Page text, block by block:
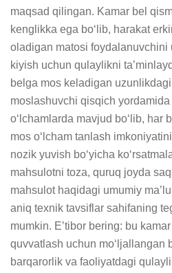
maqsad qilingan. Kamar bel
kenglikka ega boʻlib, harakat
oladigan matosi foydalanuvchini
kiyish uchun qulaylikni
belga mos keladigan
moslashuvchi qisqich
oʻlchamlarda mavjud boʻlib, har
mos oʻlcham tanlash
nozik yuvish bo‘yicha
mahsulotni toza, quruq joyda
mahsulot haqidagi umumiy
aniq texnik tavsiflar sahifaning
mumkin. Eʼtibor bering: bu
quvvatlash uchun moʻljallangan
barqarorlik va faoliyatdagi